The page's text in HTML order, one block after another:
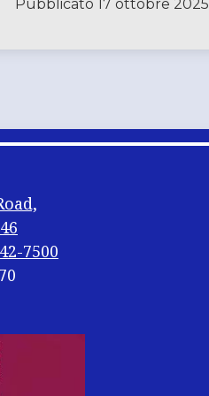
Pubblicato 17 ottobre 2025
7500